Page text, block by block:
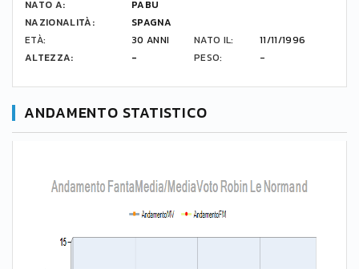
NATO A:
PABU
NAZIONALITÀ:
SPAGNA
ETÀ:
30 ANNI NATO IL:
11/11/1996
ALTEZZA:
- PESO: -
ANDAMENTO STATISTICO